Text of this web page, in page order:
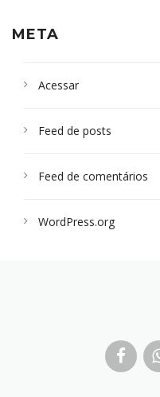
META
Acessar
Feed de posts
Feed de comentários
WordPress.org